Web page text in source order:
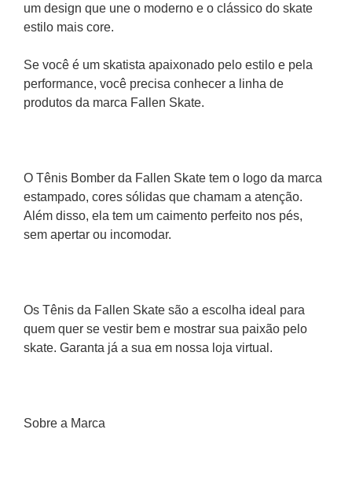
um design que une o moderno e o clássico do skate
estilo mais core.
Se você é um skatista apaixonado pelo estilo e pela
performance, você precisa conhecer a linha de
produtos da marca Fallen Skate.
O Tênis Bomber da Fallen Skate tem o logo da marca
estampado, cores sólidas que chamam a atenção.
Além disso, ela tem um caimento perfeito nos pés,
sem apertar ou incomodar.
Os Tênis da Fallen Skate são a escolha ideal para
quem quer se vestir bem e mostrar sua paixão pelo
skate. Garanta já a sua em nossa loja virtual.
Sobre a Marca